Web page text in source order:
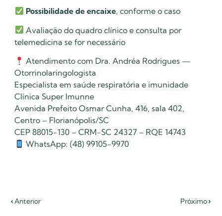
Possibilidade de encaixe, conforme o caso
Avaliação do quadro clínico e consulta por
telemedicina se for necessário
Atendimento com Dra. Andréa Rodrigues —
Otorrinolaringologista
Especialista em saúde respiratória e imunidade
Clínica Super Imunne
Avenida Prefeito Osmar Cunha, 416, sala 402,
Centro – Florianópolis/SC
CEP 88015-130 – CRM-SC 24327 – RQE 14743
WhatsApp: (48) 99105-9970
Anterior Próximo